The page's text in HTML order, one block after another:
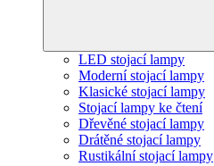
LED stojací lampy
Moderní stojací lampy
Klasické stojací lampy
Stojací lampy ke čtení
Dřevěné stojací lampy
Drátěné stojací lampy
Rustikální stojací lampy